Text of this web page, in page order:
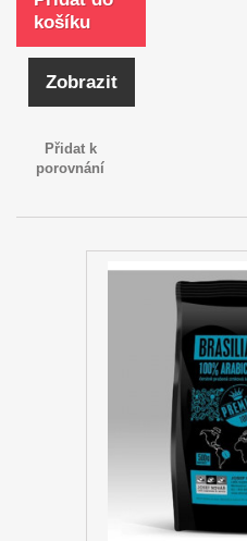
košíku
Zobrazit
Přidat k
porovnání